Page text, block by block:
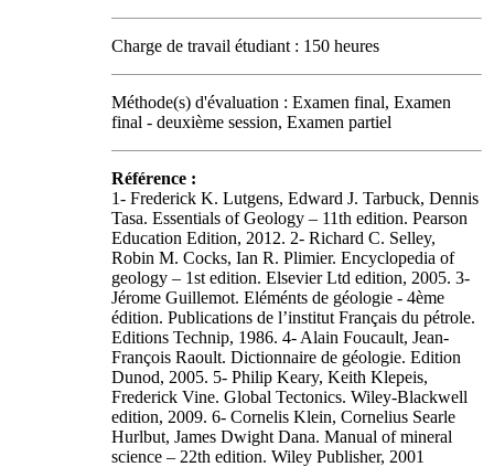
Charge de travail étudiant : 150 heures
Méthode(s) d'évaluation : Examen final, Examen
final - deuxième session, Examen partiel
Référence :
1- Frederick K. Lutgens, Edward J. Tarbuck, Dennis
Tasa. Essentials of Geology – 11th edition. Pearson
Education Edition, 2012. 2- Richard C. Selley,
Robin M. Cocks, Ian R. Plimier. Encyclopedia of
geology – 1st edition. Elsevier Ltd edition, 2005. 3-
Jérome Guillemot. Eléménts de géologie - 4ème
édition. Publications de l’institut Français du pétrole.
Editions Technip, 1986. 4- Alain Foucault, Jean-
François Raoult. Dictionnaire de géologie. Edition
Dunod, 2005. 5- Philip Keary, Keith Klepeis,
Frederick Vine. Global Tectonics. Wiley-Blackwell
edition, 2009. 6- Cornelis Klein, Cornelius Searle
Hurlbut, James Dwight Dana. Manual of mineral
science – 22th edition. Wiley Publisher, 2001